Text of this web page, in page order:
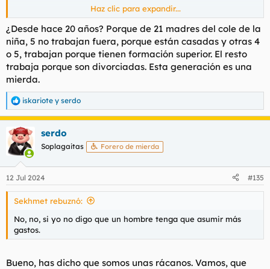
Es que no es por defender a la mujer ni nada, es que se
defienden tesis como que (1) la mujer se queda rota para
siempre si la dejan. (2) la mujer es una interesada porque
zapatos.
A más de una que yo sé le ha venido una ruptura al pelo,
vamos. Y no se ha quedado rota, sino que ha ido para mejor. Y
de esto sí puedo contar unos cuantos casos.
Haz clic para expandir...
¿Desde hace 20 años? Porque de 21 madres del cole de la
niña, 5 no trabajan fuera, porque están casadas y otras 4
o 5, trabajan porque tienen formación superior. El resto
trabaja porque son divorciadas. Esta generación es una
mierda.
R
e
a
c
c
i
e
s
iskariote y serdo
serdo
Soplagaitas Forero de mierda
12 Jul 2024 #135
Sekhmet rebuznó:
No, no, si yo no digo que un hombre tenga que asumir más
gastos.
Bueno, has dicho que somos unas rácanos. Vamos, que